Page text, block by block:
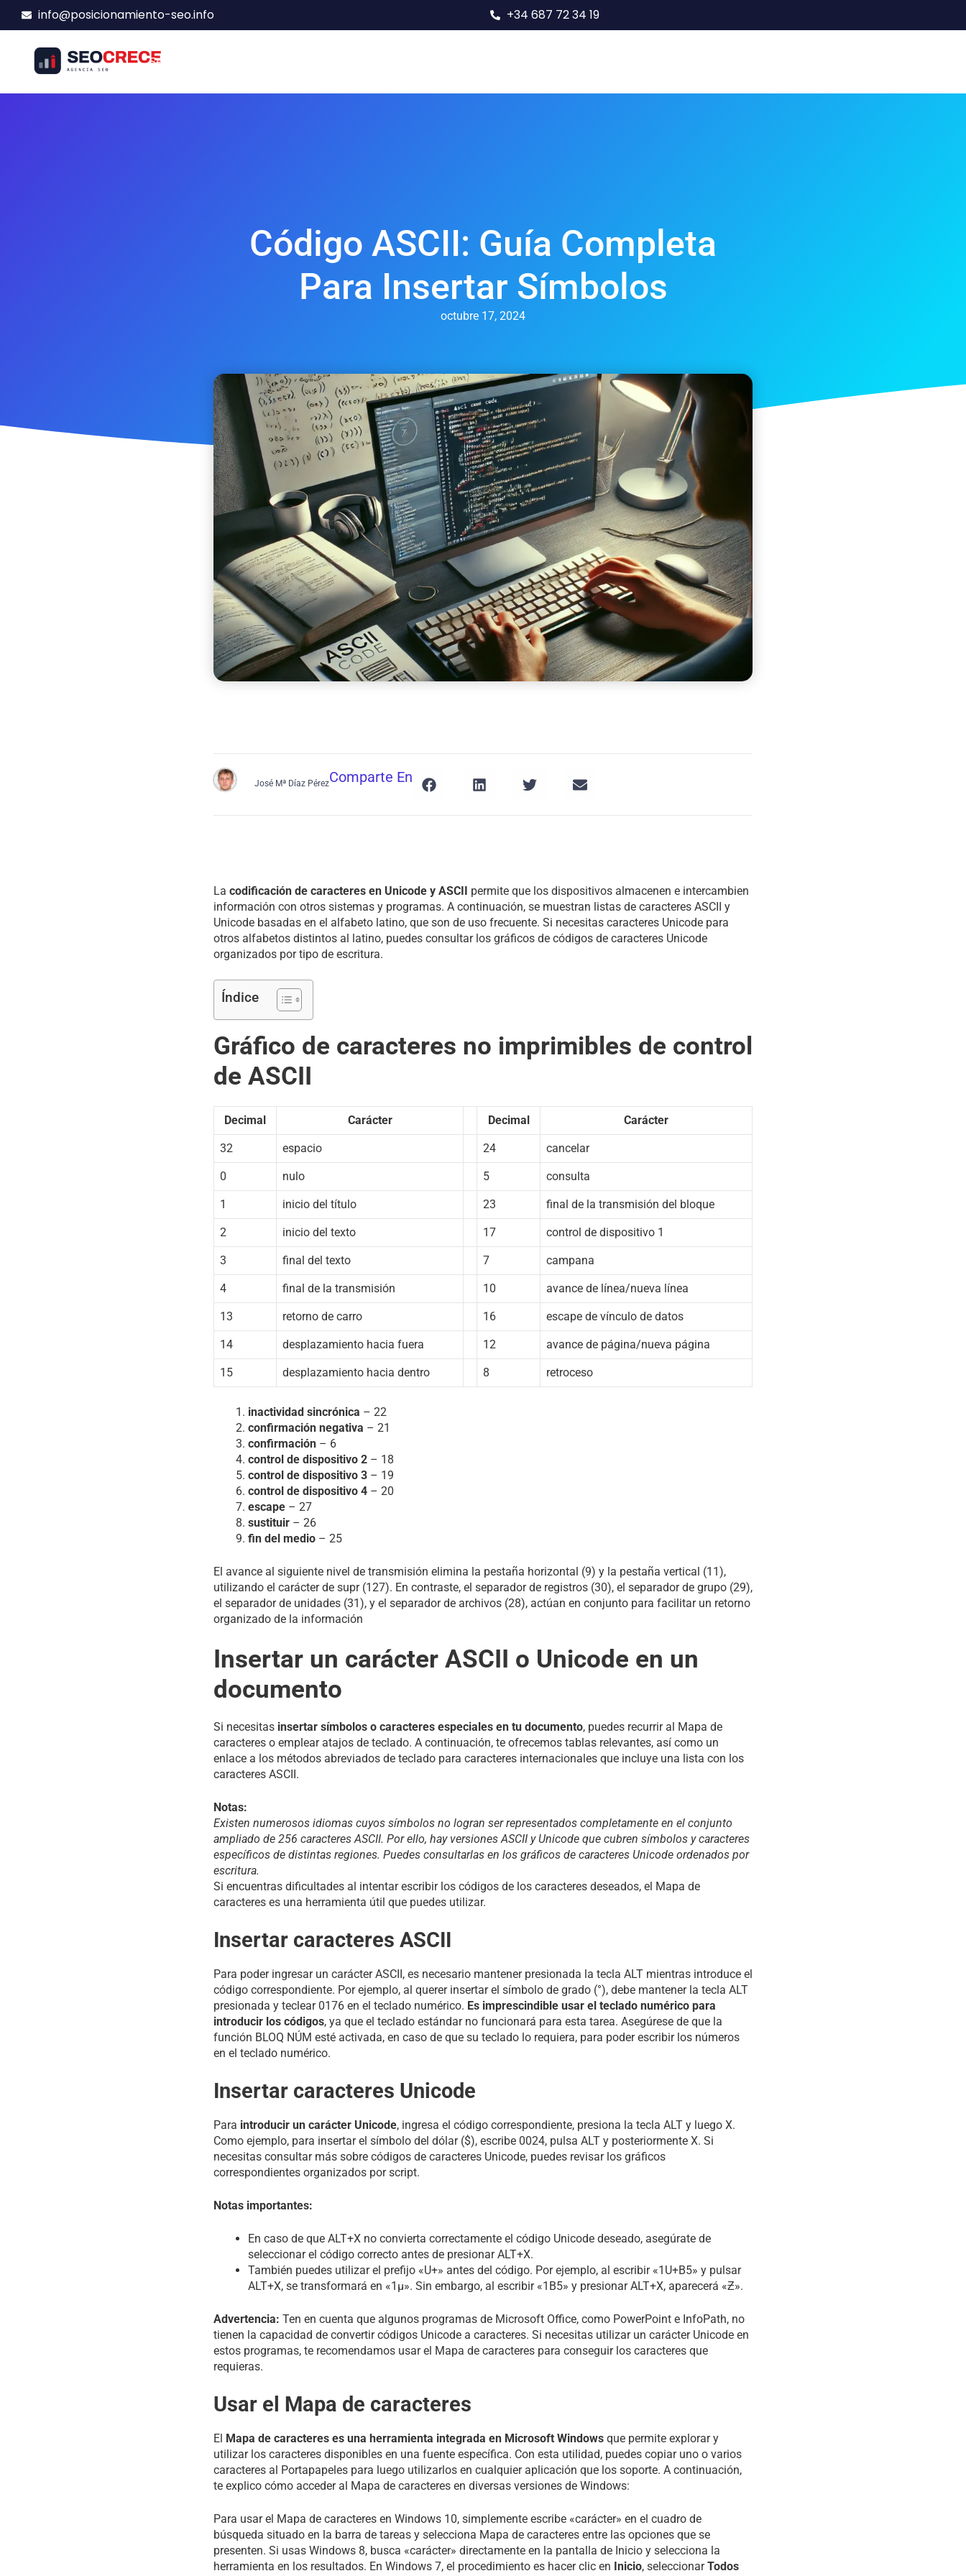
info@posicionamiento-seo.info +34 687 72 34 19
Servicios SEO
Código ASCII: Guía Completa
Para Insertar Símbolos
octubre 17, 2024
José Mª Díaz PérezComparte En
La codificación de caracteres en Unicode y ASCII
permite que los dispositivos almacenen e intercambien
información con otros sistemas y programas. A continuación, se muestran listas de caracteres ASCII y
Unicode basadas en el alfabeto latino, que son de uso frecuente. Si necesitas caracteres Unicode para
otros alfabetos distintos al latino, puedes consultar los gráficos de códigos de caracteres Unicode
organizados por tipo de escritura.
Índice
Gráfico de caracteres no imprimibles de control
de ASCII
Decimal Carácter Decimal Carácter
32 espacio 24 cancelar
0 nulo 5 consulta
1 inicio del título 23 final de la transmisión del bloque
2 inicio del texto 17 control de dispositivo 1
3 final del texto 7 campana
4 final de la transmisión 10 avance de línea/nueva línea
13 retorno de carro 16 escape de vínculo de datos
14 desplazamiento hacia fuera 12 avance de página/nueva página
15 desplazamiento hacia dentro 8 retroceso
inactividad sincrónica – 22
confirmación negativa – 21
confirmación – 6
control de dispositivo 2 – 18
control de dispositivo 3 – 19
control de dispositivo 4 – 20
escape – 27
sustituir – 26
fin del medio – 25
El avance al siguiente nivel de transmisión elimina la pestaña horizontal (9) y la pestaña vertical (11),
utilizando el carácter de supr (127). En contraste, el separador de registros (30), el separador de grupo (29),
el separador de unidades (31), y el separador de archivos (28), actúan en conjunto para facilitar un retorno
organizado de la información
Insertar un carácter ASCII o Unicode en un
documento
Si necesitas insertar símbolos o caracteres especiales en tu documento, puedes recurrir al Mapa de
caracteres o emplear atajos de teclado. A continuación, te ofrecemos tablas relevantes, así como un
enlace a los métodos abreviados de teclado para caracteres internacionales que incluye una lista con los
caracteres ASCII.
Notas:
Existen numerosos idiomas cuyos símbolos no logran ser representados completamente en el conjunto
ampliado de 256 caracteres ASCII. Por ello, hay versiones ASCII y Unicode que cubren símbolos y caracteres
específicos de distintas regiones. Puedes consultarlas en los gráficos de caracteres Unicode ordenados por
escritura.
Si encuentras dificultades al intentar escribir los códigos de los caracteres deseados, el Mapa de
caracteres es una herramienta útil que puedes utilizar.
Insertar caracteres ASCII
Para poder ingresar un carácter ASCII, es necesario mantener presionada la tecla ALT mientras introduce el
código correspondiente. Por ejemplo, al querer insertar el símbolo de grado (°), debe mantener la tecla ALT
presionada y teclear 0176 en el teclado numérico. Es imprescindible usar el teclado numérico para
introducir los códigos, ya que el teclado estándar no funcionará para esta tarea. Asegúrese de que la
función BLOQ NÚM esté activada, en caso de que su teclado lo requiera, para poder escribir los números
en el teclado numérico.
Insertar caracteres Unicode
Para introducir un carácter Unicode, ingresa el código correspondiente, presiona la tecla ALT y luego X.
Como ejemplo, para insertar el símbolo del dólar ($), escribe 0024, pulsa ALT y posteriormente X. Si
necesitas consultar más sobre códigos de caracteres Unicode, puedes revisar los gráficos
correspondientes organizados por script.
Notas importantes:
En caso de que ALT+X no convierta correctamente el código Unicode deseado, asegúrate de
seleccionar el código correcto antes de presionar ALT+X.
También puedes utilizar el prefijo «U+» antes del código. Por ejemplo, al escribir «1U+B5» y pulsar
ALT+X, se transformará en «1µ». Sin embargo, al escribir «1B5» y presionar ALT+X, aparecerá «Ƶ».
Advertencia: Ten en cuenta que algunos programas de Microsoft Office, como PowerPoint e InfoPath, no
tienen la capacidad de convertir códigos Unicode a caracteres. Si necesitas utilizar un carácter Unicode en
estos programas, te recomendamos usar el Mapa de caracteres para conseguir los caracteres que
requieras.
Usar el Mapa de caracteres
El Mapa de caracteres es una herramienta integrada en Microsoft Windows que permite explorar y
utilizar los caracteres disponibles en una fuente específica. Con esta utilidad, puedes copiar uno o varios
caracteres al Portapapeles para luego utilizarlos en cualquier aplicación que los soporte. A continuación,
te explico cómo acceder al Mapa de caracteres en diversas versiones de Windows:
Para usar el Mapa de caracteres en Windows 10, simplemente escribe «carácter» en el cuadro de
búsqueda situado en la barra de tareas y selecciona Mapa de caracteres entre las opciones que se
presenten. Si usas Windows 8, busca «carácter» directamente en la pantalla de Inicio y selecciona la
herramienta en los resultados. En Windows 7, el procedimiento es hacer clic en Inicio, seleccionarTodos